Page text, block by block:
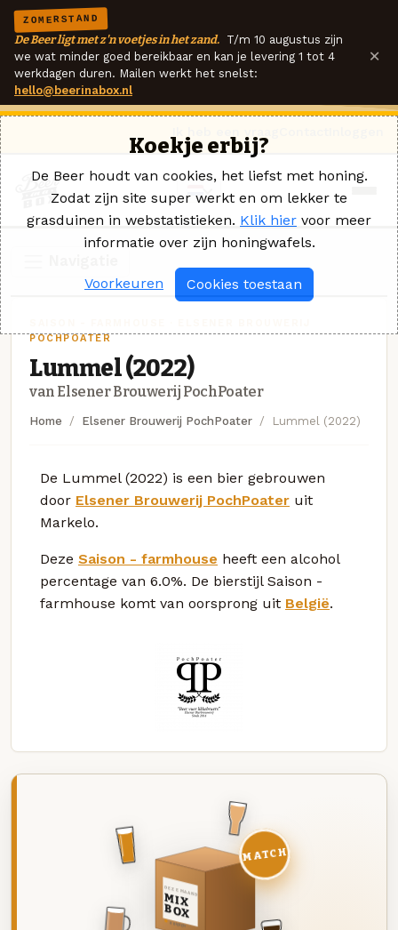
ZOMERSTAND
De Beer ligt met z'n voetjes in het zand. T/m 10 augustus zijn
we wat minder goed bereikbaar en kan je levering 1 tot 4
werkdagen duren. Mailen werkt het snelst:
hello@beerinabox.nl
×
POCHPOATER
Lummel (2022)
van Elsener Brouwerij PochPoater
Home Elsener Brouwerij PochPoater Lummel (2022)
De Lummel (2022) is een bier gebrouwen
door Elsener Brouwerij PochPoater uit
Markelo.
Deze Saison - farmhouse heeft een alcohol
percentage van 6.0%. De bierstijl Saison -
farmhouse komt van oorsprong uit België.
DEZE MAAND
MIX
BOX
8 BIEREN
MATCH
Koekje erbij?
De Beer houdt van cookies, het liefst met honing.
Zodat zijn site super werkt en om lekker te
grasduinen in webstatistieken. Klik hier voor meer
informatie over zijn honingwafels.
Voorkeuren Cookies toestaan